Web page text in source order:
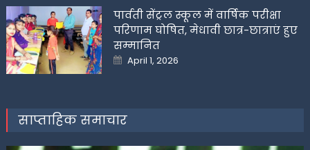
पार्वती सेंट्रल स्कूल में वार्षिक परीक्षा
परिणाम घोषित, मेधावी छात्र-छात्राएं हुए
सम्मानित
Posted
on
April 1, 2026
साप्ताहिक समाचार